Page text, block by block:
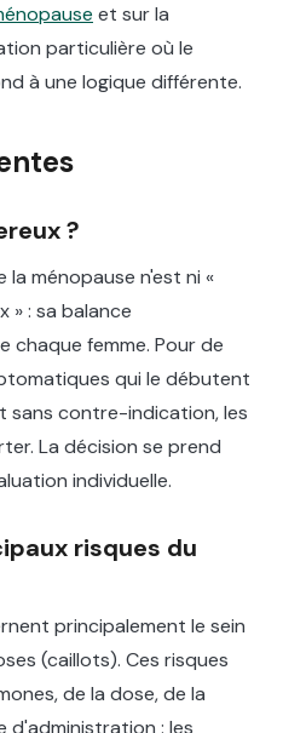
et sur la
particulière où le
à une logique différente.
?
ménopause n'est ni «
» : sa balance
chaque femme. Pour de
qui le débutent
sans contre-indication, les
La décision se prend
individuelle.
risques du
principalement le sein
(caillots). Ces risques
de la dose, de la
d'administration : les